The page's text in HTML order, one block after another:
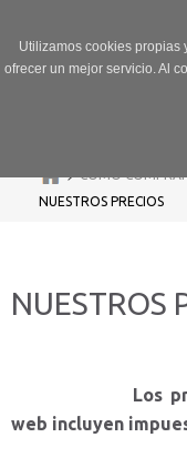
Utilizamos cookies propias
ofrecer un mejor servicio. Al
>CÓMO
NUESTROS PRECIOS
NUESTROS
Los precios
web incluyen